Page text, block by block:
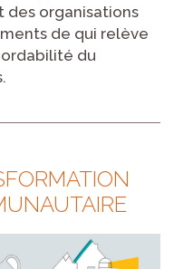
des organisations
de qui relève
du